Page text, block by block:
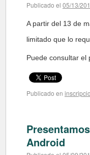
Publicado el 05/13/
A partir del 13 de
limitado que lo
Puede consultar el
Publicado en
Android